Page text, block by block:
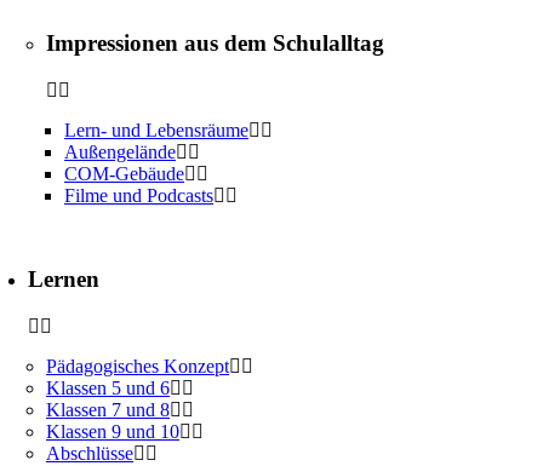
Impressionen aus dem Schulalltag
Lern- und Lebensräume
Außengelände
COM-Gebäude
Filme und Podcasts
Lernen
Pädagogisches Konzept
Klassen 5 und 6
Klassen 7 und 8
Klassen 9 und 10
Abschlüsse